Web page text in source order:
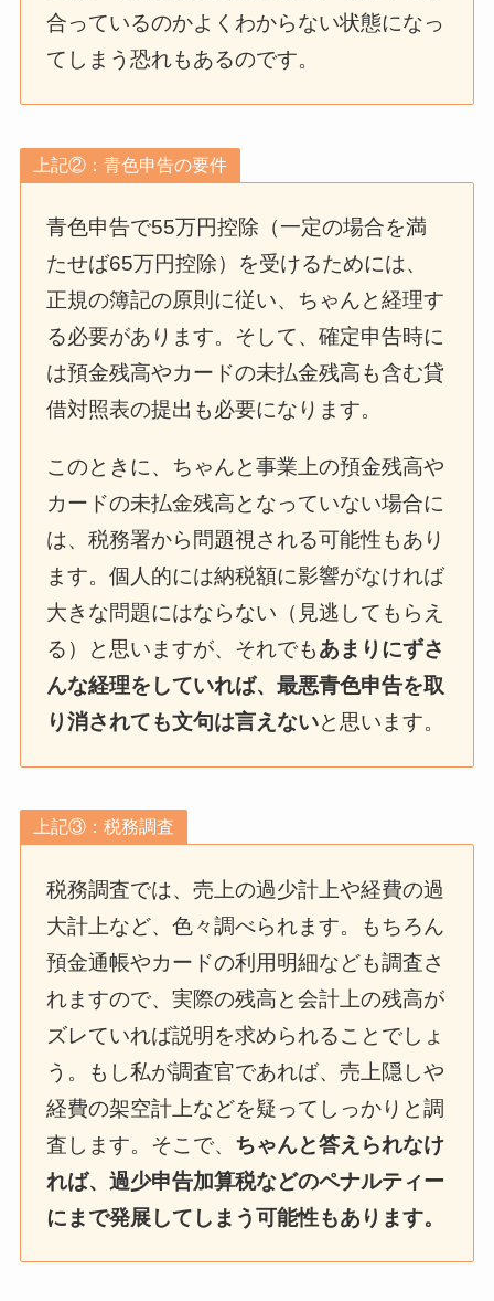
合っているのかよくわからない状態になっ
てしまう恐れもあるのです。
上記②：青色申告の要件
青色申告で55万円控除（一定の場合を満
たせば65万円控除）を受けるためには、
正規の簿記の原則に従い、ちゃんと経理す
る必要があります。そして、確定申告時に
は預金残高やカードの未払金残高も含む貸
借対照表の提出も必要になります。
このときに、ちゃんと事業上の預金残高や
カードの未払金残高となっていない場合に
は、税務署から問題視される可能性もあり
ます。個人的には納税額に影響がなければ
大きな問題にはならない（見逃してもらえ
る）と思いますが、それでもあまりにずさ
んな経理をしていれば、最悪青色申告を取
り消されても文句は言えないと思います。
上記③：税務調査
税務調査では、売上の過少計上や経費の過
大計上など、色々調べられます。もちろん
預金通帳やカードの利用明細なども調査さ
れますので、実際の残高と会計上の残高が
ズレていれば説明を求められることでしょ
う。もし私が調査官であれば、売上隠しや
経費の架空計上などを疑ってしっかりと調
査します。そこで、 ちゃんと答えられなけ
れば、過少申告加算税などのペナルティー
にまで発展してしまう可能性もあります。